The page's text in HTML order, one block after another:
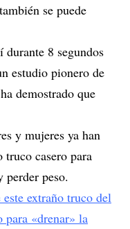
se puede
durante 8 segundos
estudio pionero de
demostrado que
y mujeres ya han
truco casero para
perder peso.
extraño truco del
para «drenar» la